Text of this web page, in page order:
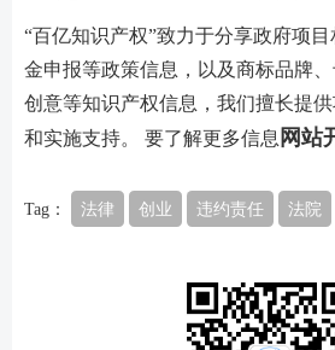
“百亿知识产权”致力于分享政府项
金申报等政策信息，以及商标品牌
创意等知识产权信息，我们擅长提
和实施支持。 要了解更多信息 网站
Tag： 法律 创业 违约责任 法院